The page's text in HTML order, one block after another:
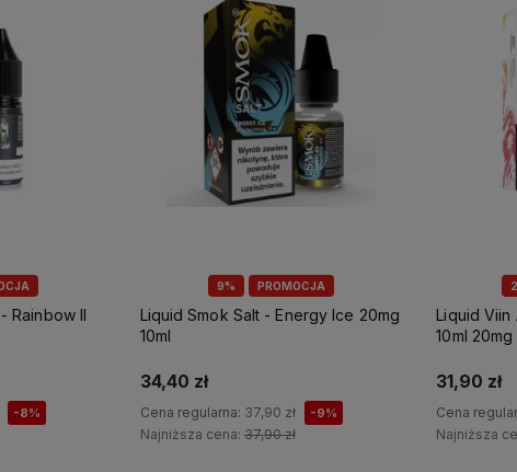
Rainbow II
-8%
9% PROMOCJA
Liquid Smok Salt - Energy Ice 20mg
10ml
34,40 zł
Cena regularna: 37,90 zł -9%
Najniższa cena:37,90 zł
Liquid
10ml 20mg
31,90 zł
Cena
Najniższa